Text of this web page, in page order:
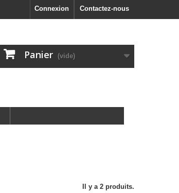
Contactez-nous
Connexion
Panier (vide)
Il y a 2 produits.